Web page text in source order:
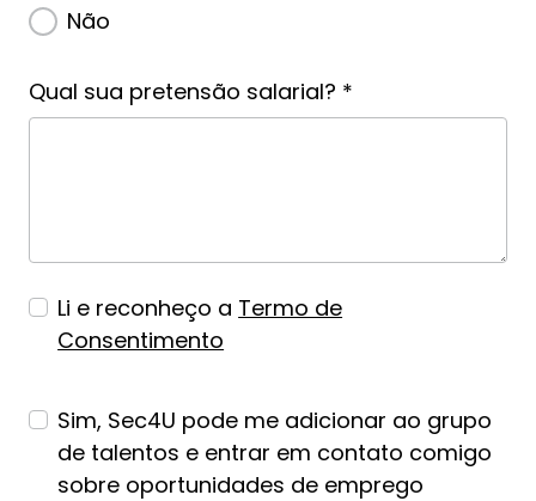
Não
Qual sua pretensão salarial? *
Li e reconheço a Termo de
Consentimento
Sim, Sec4U pode me adicionar ao grupo
de talentos e entrar em contato comigo
sobre oportunidades de emprego